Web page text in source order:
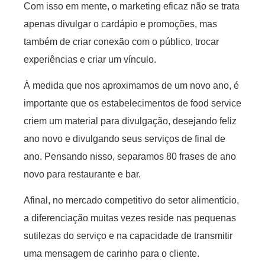
Com isso em mente, o marketing eficaz não se trata
apenas divulgar o cardápio e promoções, mas
também de criar conexão com o público, trocar
experiências e criar um vínculo.
À medida que nos aproximamos de um novo ano, é
importante que os estabelecimentos de food service
criem um material para divulgação, desejando feliz
ano novo e divulgando seus serviços de final de
ano. Pensando nisso, separamos 80 frases de ano
novo para restaurante e bar.
Afinal, no mercado competitivo do setor alimentício,
a diferenciação muitas vezes reside nas pequenas
sutilezas do serviço e na capacidade de transmitir
uma mensagem de carinho para o cliente.